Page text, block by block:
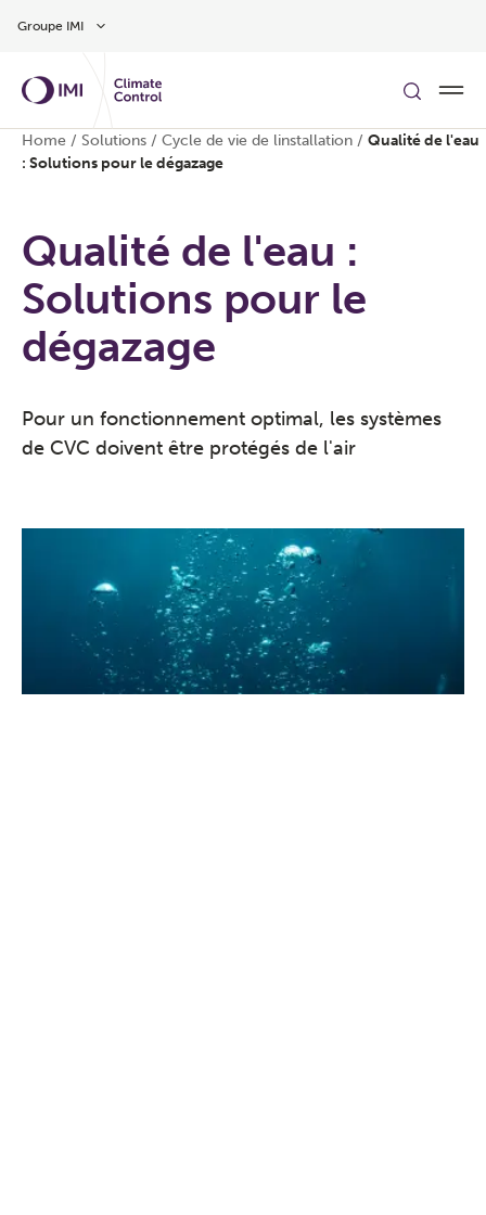
Groupe IMI
Home / Solutions / Cycle de vie de linstallation / Qualité de l'eau
: Solutions pour le dégazage
Qualité de l'eau :
Solutions pour le
dégazage
Pour un fonctionnement optimal, les systèmes
de CVC doivent être protégés de l'air